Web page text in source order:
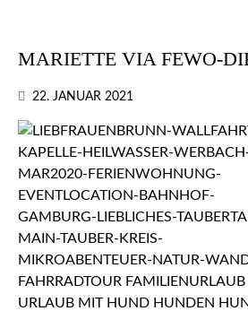
MARIETTE VIA FEWO-
22. JANUAR 2021